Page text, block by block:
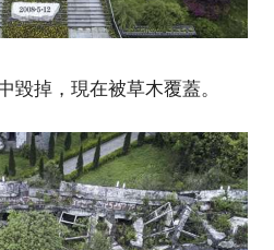
掉，現在被草木覆蓋。